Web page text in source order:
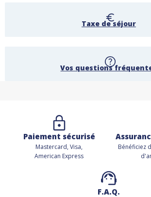
Taxe de séjour
Vos questions
Paiement sécurisé
Mastercard, Visa,
American Express
Bénéficiez
F.A.Q.